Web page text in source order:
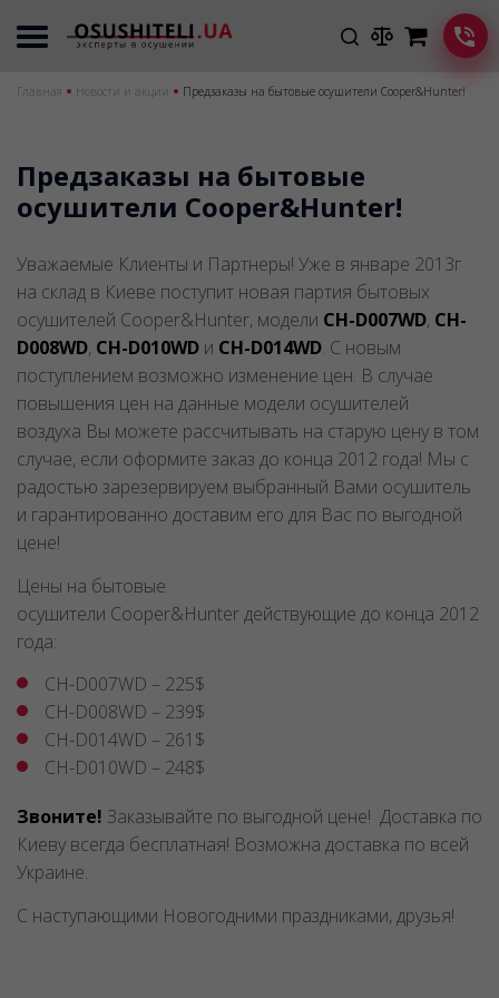
Главная Новости и акции Предзаказы на бытовые осушители Cooper&Hunter!
Предзаказы на бытовые
осушители Cooper&Hunter!
Уважаемые Клиенты и Партнеры! Уже в январе 2013г
на склад в Киеве поступит новая партия бытовых
осушителей Cooper&Hunter, модели CH-D007WD, CH-
D008WD, CH-D010WD и CH-D014WD. С новым
поступлением возможно изменение цен. В случае
повышения цен на данные модели осушителей
воздуха Вы можете рассчитывать на старую цену в том
случае, если оформите заказ до конца 2012 года! Мы с
радостью зарезервируем выбранный Вами осушитель
и гарантированно доставим его для Вас по выгодной
цене!
Цены на бытовые
осушители Cooper&Hunter действующие до конца 2012
года:
CH-D007WD – 225$
CH-D008WD – 239$
CH-D014WD – 261$
CH-D010WD – 248$
Звоните! Заказывайте по выгодной цене! Доставка по
Киеву всегда бесплатная! Возможна доставка по всей
Украине.
С наступающими Новогодними праздниками, друзья!